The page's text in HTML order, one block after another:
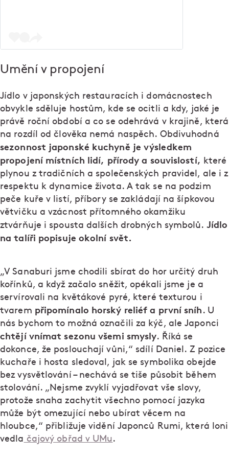
Umění v propojení
Jídlo v japonských restauracích i domácnostech
obvykle sděluje hostům, kde se ocitli a kdy, jaké je
právě roční období a co se odehrává v krajině, která
na rozdíl od člověka nemá naspěch. Obdivuhodná
sezonnost japonské kuchyně je výsledkem
propojení místních lidí, přírody a souvislostí, které
plynou z tradičních a společenských pravidel, ale i z
respektu k dynamice života. A tak se na podzim
peče kuře v listí, příbory se zakládají na šípkovou
větvičku a vzácnost přítomného okamžiku
ztvárňuje i spousta dalších drobných symbolů. Jídlo
na talíři popisuje okolní svět.
„V Sanaburi jsme chodili sbírat do hor určitý druh
kořínků, a když začalo sněžit, opékali jsme je a
servírovali na květákové pyré, které texturou i
tvarem připomínalo horský reliéf a první sníh . U
nás bychom to možná označili za kýč, ale Japonci
chtějí vnímat sezonu všemi smysly. Říká se
dokonce, že poslouchají vůni,“ sdílí Daniel. Z pozice
kuchaře i hosta sledoval, jak se symbolika obejde
bez vysvětlování – nechává se tiše působit během
stolování. „Nejsme zvyklí vyjadřovat vše slovy,
protože snaha zachytit všechno pomocí jazyka
může být omezující nebo ubírat věcem na
hloubce,“ přibližuje vidění Japonců Rumi, která loni
vedla čajový obřad v UMu.